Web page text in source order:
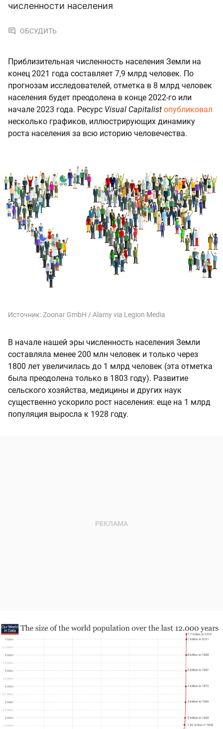
численности населения
ОБСУДИТЬ
Приблизительная численность населения Земли на
конец 2021 года составляет 7,9 млрд человек. По
прогнозам исследователей, отметка в 8 млрд человек
населения будет преодолена в конце 2022-го или
начале 2023 года. Ресурс Visual Capitalist опубликовал
несколько графиков, иллюстрирующих динамику
роста населения за всю историю человечества.
Источник:Zoonar GmbH / Alamy via Legion Media
В начале нашей эры численность населения Земли
составляла менее 200 млн человек и только через
1800 лет увеличилась до 1 млрд человек (эта отметка
была преодолена только в 1803 году). Развитие
сельского хозяйства, медицины и других наук
существенно ускорило рост населения: еще на 1 млрд
популяция выросла к 1928 году.